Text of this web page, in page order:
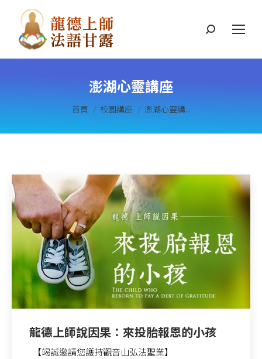
搜
澎湖心靈講座
您在這裡：
首頁 校園講座 澎湖心靈講...
龍德上師說因果：來投胎報恩的小孩
【竭誠邀請您護持觀音山弘法聖業】